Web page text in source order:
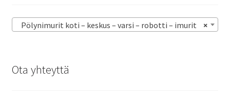
×
Pölynimurit koti – keskus – varsi – robotti – imurit
Ota yhteyttä